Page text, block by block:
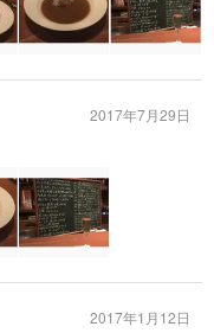
2017年7月29日
2017年1月12日